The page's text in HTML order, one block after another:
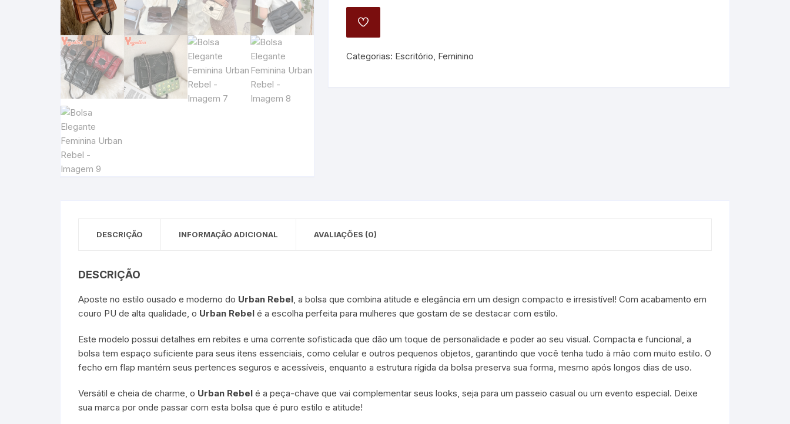
Urban
ADD
TO
Categorias: Escritório, Feminino
DESCRIÇÃO INFORMAÇÃO ADICIONAL AVALIAÇÕES (0)
DESCRIÇÃO
Aposte no estilo ousado e moderno do Urban Rebel, a bolsa que combina atitude e elegância em um design compacto e irresistível! Com acabamento em
couro PU de alta qualidade, o Urban Rebel é a escolha perfeita para mulheres que gostam de se destacar com estilo.
Este modelo possui detalhes em rebites e uma corrente sofisticada que dão um toque de personalidade e poder ao seu visual. Compacta e funcional, a
bolsa tem espaço suficiente para seus itens essenciais, como celular e outros pequenos objetos, garantindo que você tenha tudo à mão com muito estilo. O
fecho em flap mantém seus pertences seguros e acessíveis, enquanto a estrutura rígida da bolsa preserva sua forma, mesmo após longos dias de uso.
Versátil e cheia de charme, o Urban Rebel é a peça-chave que vai complementar seus looks, seja para um passeio casual ou um evento especial. Deixe
sua marca por onde passar com esta bolsa que é puro estilo e atitude!